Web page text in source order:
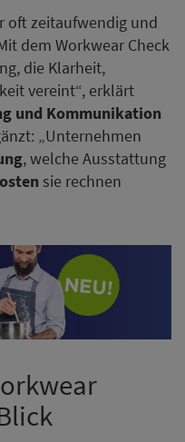
oft zeitaufwendig und
dem Workwear Check
die Klarheit,
vereint“, erklärt
und Kommunikation
„Unternehmen
, welche Ausstattung
sie rechnen